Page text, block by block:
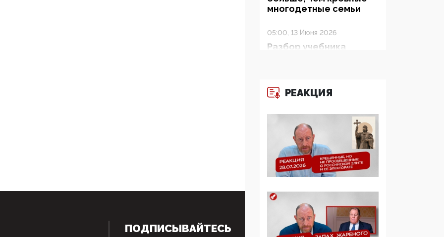
многодетные семьи
05:00, 13 Июня 2026
Разбор учебника
традиционные
ценности и немного
11:53, 09 Июня 2026
Прокуратура наконец
увидела
экстремистскую
деятельность ИИТО
цифроглобалисты
продолжают
определять повестку в
образовании
РЕАКЦИЯ
ПОДПИСЫВАЙТЕСЬ